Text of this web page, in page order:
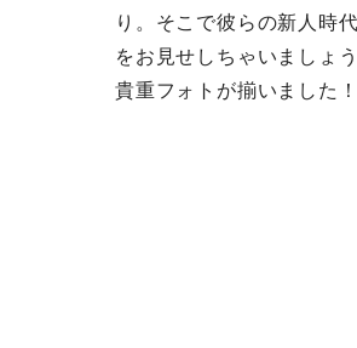
り。そこで彼らの新人時
をお見せしちゃいましょ
貴重フォトが揃いました！